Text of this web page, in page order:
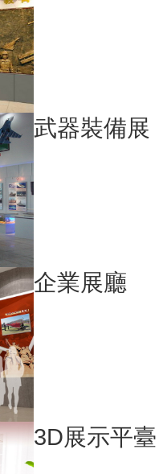
武器裝備展
企業展廳
3D展示平臺